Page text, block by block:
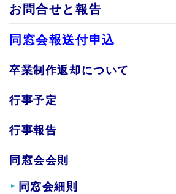
お問合せと報告
同窓会報送付申込
卒業制作返却について
行事予定
行事報告
同窓会会則
同窓会細則